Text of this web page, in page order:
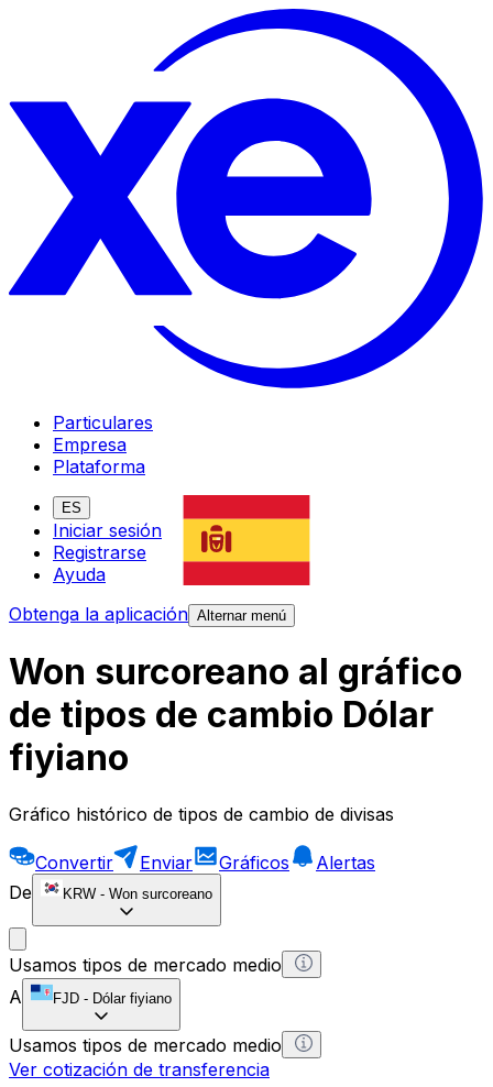
Particulares
Empresa
Plataforma
ES
Iniciar sesión
Registrarse
Ayuda
Obtenga la aplicación Alternar menú
Won surcoreano al gráfico
de tipos de cambio Dólar
fiyiano
Gráfico histórico de tipos de cambio de divisas
Convertir Enviar Gráficos
Alertas
De
KRW - Won surcoreano
Usamos tipos de mercado medio
A
FJD - Dólar fiyiano
Usamos tipos de mercado medio
Ver cotización de transferencia